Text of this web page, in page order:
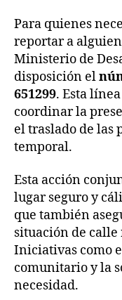
Para quienes
reportar a
Ministerio de
disposición el
651299. Esta
coordinar la
el traslado de las
temporal.
Esta acción
lugar seguro y
que también
situación de
Iniciativas como
comunitario y la
necesidad.